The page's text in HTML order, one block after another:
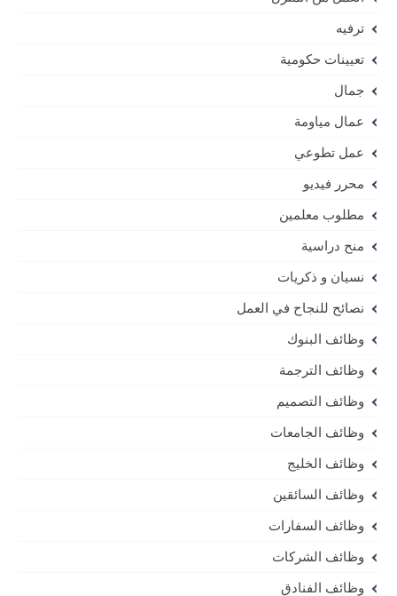
ترفيه
تعيينات حكومية
جمال
عمال مياومة
عمل تطوعي
محرر فيديو
مطلوب معلمين
منح دراسية
نسيان و ذكريات
نصائح للنجاح في العمل
وظائف البنوك
وظائف الترجمة
وظائف التصميم
وظائف الجامعات
وظائف الخليج
وظائف السائقين
وظائف السفارات
وظائف الشركات
وظائف الفنادق